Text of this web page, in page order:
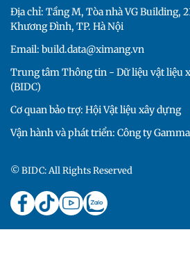
Địa chỉ: Tầng M, Tòa nhà VG Building,
Khương Đình, TP. Hà Nội
Email: build.data@ximang.vn
Trung tâm Thông tin - Dữ liệu vật liệu
(BIDC)
Cơ quan bảo trợ: Hội Vật liệu xây dựng
Vận hành và phát triển: Công ty
© BIDC: All Rights Reserved